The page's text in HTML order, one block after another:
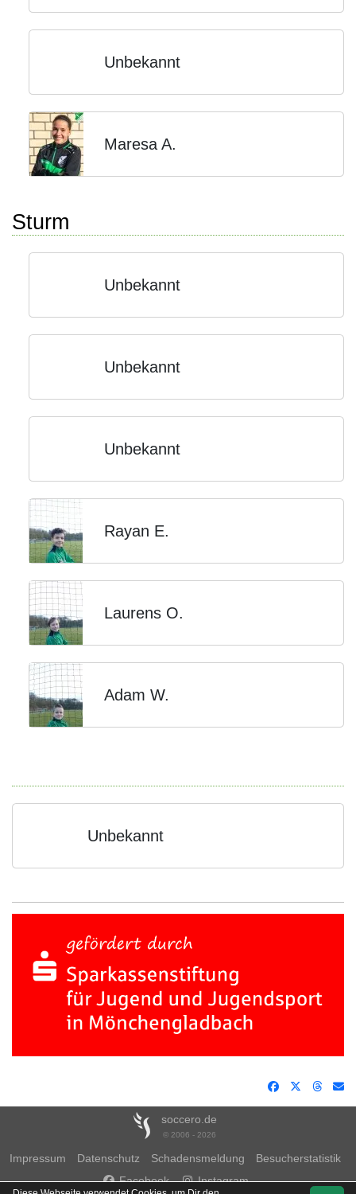
Unbekannt
Maresa A.
Sturm
Unbekannt
Unbekannt
Unbekannt
Rayan E.
Laurens O.
Adam W.
Unbekannt
soccero.de
© 2006 - 2026
Impressum Datenschutz Schadensmeldung
Besucherstatistik
Facebook
Instagram